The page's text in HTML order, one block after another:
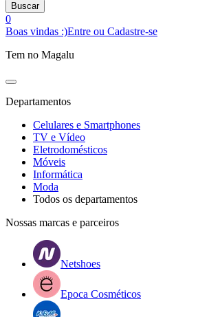
Buscar
0
Boas vindas :)Entre ou Cadastre-se
Tem no Magalu
Departamentos
Celulares e Smartphones
TV e Vídeo
Eletrodomésticos
Móveis
Informática
Moda
Todos os departamentos
Nossas marcas e parceiros
Netshoes
Epoca Cosméticos